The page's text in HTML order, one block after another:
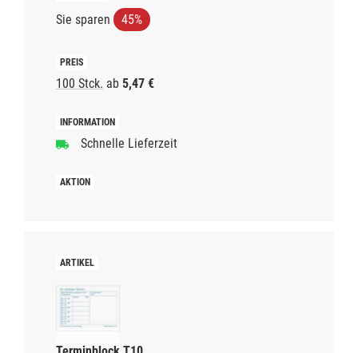
Sie sparen 45%
100 Stck. ab 5,47 €
Schnelle Lieferzeit